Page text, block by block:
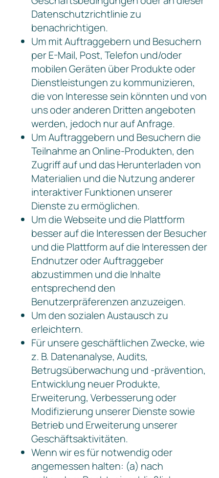
Datenschutzrichtlinie zu
benachrichtigen.
Um mit Auftraggebern und Besuchern
per E-Mail, Post, Telefon und/oder
mobilen Geräten über Produkte oder
Dienstleistungen zu kommunizieren,
die von Interesse sein könnten und von
uns oder anderen Dritten angeboten
werden, jedoch nur auf Anfrage.
Um Auftraggebern und Besuchern die
Teilnahme an Online-Produkten, den
Zugriff auf und das Herunterladen von
Materialien und die Nutzung anderer
interaktiver Funktionen unserer
Dienste zu ermöglichen.
Um die Webseite und die Plattform
besser auf die Interessen der Besucher
und die Plattform auf die Interessen der
Endnutzer oder Auftraggeber
abzustimmen und die Inhalte
entsprechend den
Benutzerpräferenzen anzuzeigen.
Um den sozialen Austausch zu
erleichtern.
Für unsere geschäftlichen Zwecke, wie
z. B. Datenanalyse, Audits,
Betrugsüberwachung und -prävention,
Entwicklung neuer Produkte,
Erweiterung, Verbesserung oder
Modifizierung unserer Dienste sowie
Betrieb und Erweiterung unserer
Geschäftsaktivitäten.
Wenn wir es für notwendig oder
angemessen halten: (a) nach